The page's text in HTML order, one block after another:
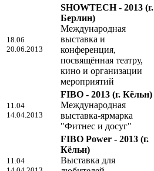
18.06
20.06.2013
SHOWTECH - 2013 (г.
Берлин)
Международная
выставка и
конференция,
посвящённая театру,
кино и организации
мероприятий
11.04
14.04.2013
FIBO - 2013 (г. Кёльн)
Международная
выставка-ярмарка
"Фитнес и досуг"
11.04
FIBO Power - 2013 (г.
Кёльн)
Выставка для